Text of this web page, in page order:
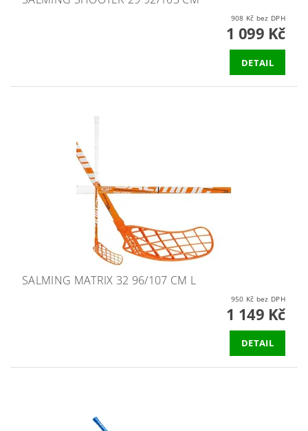
908 Kč bez DPH
1 099 Kč
DETAIL
SALMING MATRIX 32 96/107 CM L
950 Kč bez DPH
1 149 Kč
DETAIL